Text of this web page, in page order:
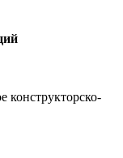
конструкторско-